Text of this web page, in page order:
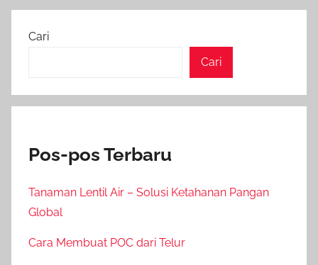
Cari
Cari
Pos-pos Terbaru
Tanaman Lentil Air – Solusi Ketahanan Pangan
Global
Cara Membuat POC dari Telur